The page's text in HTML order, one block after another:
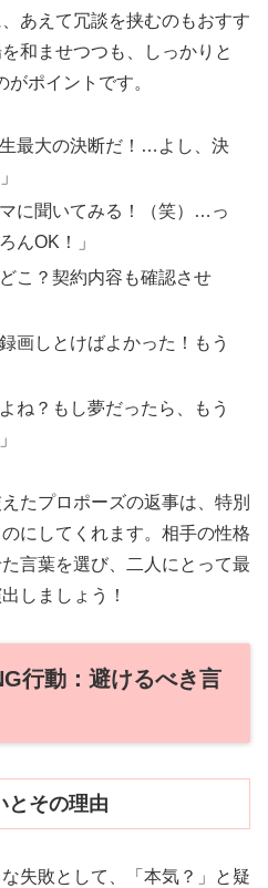
あえて冗談を挟むのもおすす
和ませつつも、しっかりと
がポイントです。
最大の決断だ！…よし、決
に聞いてみる！（笑）…っ
んOK！」
こ？契約内容も確認させ
画しとけばよかった！もう
ね？もし夢だったら、もう
たプロポーズの返事は、特別
にしてくれます。相手の性格
言葉を選び、二人にとって最
しましょう！
行動：避けるべき言
とその理由
失敗として、「本気？」と疑